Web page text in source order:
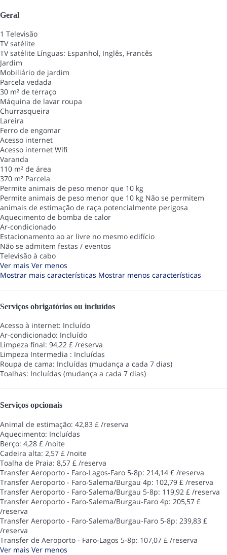
Geral
1 Televisão
TV satélite
TV satélite Línguas: Espanhol, Inglês, Francês
Jardim
Mobiliário de jardim
Parcela vedada
30 m² de terraço
Máquina de lavar roupa
Churrasqueira
Lareira
Ferro de engomar
Acesso internet
Acesso internet Wifi
Varanda
110 m² de área
370 m² Parcela
Permite animais de peso menor que 10 kg
Permite animais de peso menor que 10 kg Não se permitem
animais de estimação de raça potencialmente perigosa
Aquecimento de bomba de calor
Ar-condicionado
Estacionamento ao ar livre no mesmo edifício
Não se admitem festas / eventos
Televisão à cabo
Ver mais Ver menos
Mostrar mais características Mostrar menos características
Serviços obrigatórios ou incluídos
Acesso à internet: Incluído
Ar-condicionado: Incluído
Limpeza final: 94,22 £ /reserva
Limpeza Intermedia : Incluídas
Roupa de cama: Incluídas (mudança a cada 7 dias)
Toalhas: Incluídas (mudança a cada 7 dias)
Serviços opcionais
Animal de estimação: 42,83 £ /reserva
Aquecimento: Incluídas
Berço: 4,28 £ /noite
Cadeira alta: 2,57 £ /noite
Toalha de Praia: 8,57 £ /reserva
Transfer Aeroporto - Faro-Lagos-Faro 5-8p: 214,14 £ /reserva
Transfer Aeroporto - Faro-Salema/Burgau 4p: 102,79 £ /reserva
Transfer Aeroporto - Faro-Salema/Burgau 5-8p: 119,92 £ /reserva
Transfer Aeroporto - Faro-Salema/Burgau-Faro 4p: 205,57 £
/reserva
Transfer Aeroporto - Faro-Salema/Burgau-Faro 5-8p: 239,83 £
/reserva
Transfer de Aeroporto - Faro-Lagos 5-8p: 107,07 £ /reserva
Ver mais Ver menos